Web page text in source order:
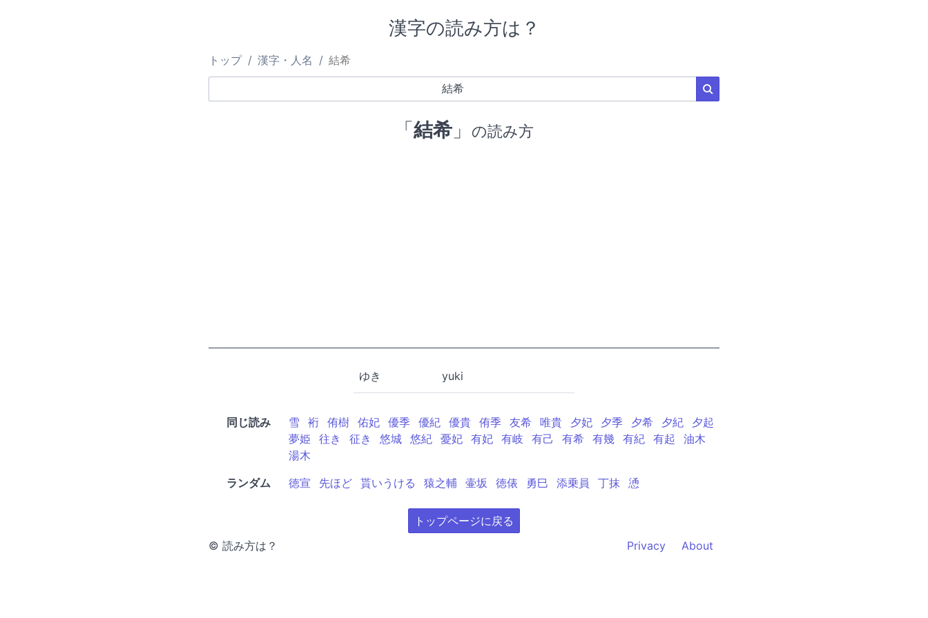
漢字の読み方は？
トップ 漢字・人名 結希
「結希 」 の読み方
ゆき yuki
同じ読み 雪 裄 侑樹 佑妃 優季 優紀 優貴 侑季 友希 唯貴 夕妃 夕季 夕希 夕紀
夕起
夢姫
往き 征き 悠城 悠紀 憂妃 有妃 有岐 有己 有希 有幾 有紀 有起
油木
湯木
ランダム
徳宣 先ほど 貰いうける 猿之輔 壷坂 徳俵 勇巳 添乗員 丁抹 慂
トップページに戻る
© 読み方は？
Privacy About